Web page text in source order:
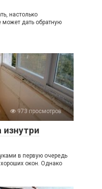
настолько
дать обратную
973 просмотров
изнутри
в первую очередь
хороших окон. Однако